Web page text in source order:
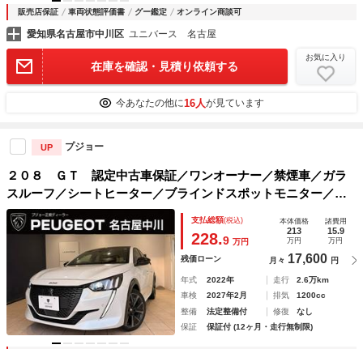
販売店保証 車両状態評価書 グー鑑定 オンライン商談可
愛知県名古屋市中川区 ユニバース 名古屋
在庫を確認・見積り依頼する
お気に入り
今あなたの他に16人が見ています
UP プジョー
２０８ ＧＴ 認定中古車保証／ワンオーナー／禁煙車／ガラ
スルーフ／シートヒーター／ブラインドスポットモニター／ア
ップルカープレイ／アンドロイドオート／ＡＣＣ／純正１７イ
ンチアロイホイール／ＥＴＣ
支払総額(税込)
228.9 万円
本体価格
213
万円
諸費用
15.9
万円
残価ローン 月々 17,600 円
年式 2022年 走行
2.6万km
車検
2027年2月 排気
1200cc
整備
法定整備付 修復
なし
保証
保証付 (12ヶ月・走行無制限)